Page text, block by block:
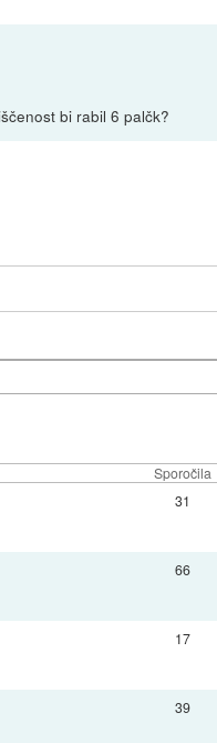
bi rabil 6 palčk?
Sporočila
31
66
17
39